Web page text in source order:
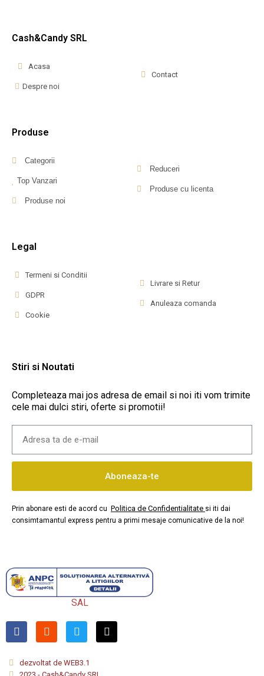
Cash&Candy SRL
Acasa
Despre noi
Contact
Produse
Categorii
Top Vanzari
Produse noi
Reduceri
Produse cu licenta
Legal
Termeni si Conditii
GDPR
Cookie
Livrare si Retur
Anuleaza comanda
Stiri si Noutati
Completeaza mai jos adresa de email si noi iti vom trimite
cele mai dulci stiri, oferte si promotii!
Aboneaza-te
Prin abonare esti de acord cu Politica de Confidentialitate si iti dai
consimtamantul express pentru a primi mesaje comunicative de la noi!
SAL
dezvoltat de WEB3.1